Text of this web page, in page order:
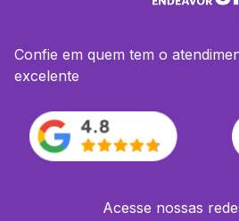
Confie em quem tem o
excelente
Acesse nossas